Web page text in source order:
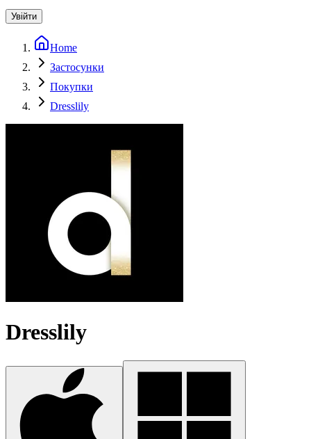
Увійти
Home
Застосунки
Покупки
Dresslily
Dresslily